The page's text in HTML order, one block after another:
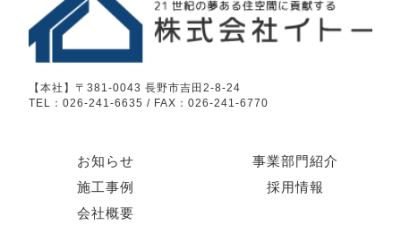
【本社】〒381-0043 長野市吉田2-8-24
TEL：026-241-6635 / FAX：026-241-6770
お知らせ
事業部門紹介
施工事例
採用情報
会社概要